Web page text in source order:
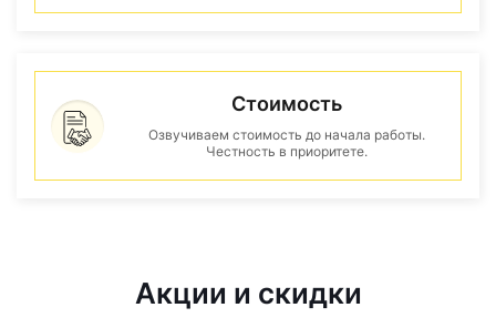
Стоимость
Озвучиваем стоимость до начала работы.
Честность в приоритете.
Акции и скидки